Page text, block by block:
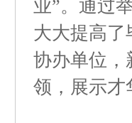
业”。通过
大大提高了
协办单位，
领，展示才